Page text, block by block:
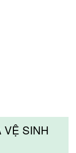
VỆ SINH